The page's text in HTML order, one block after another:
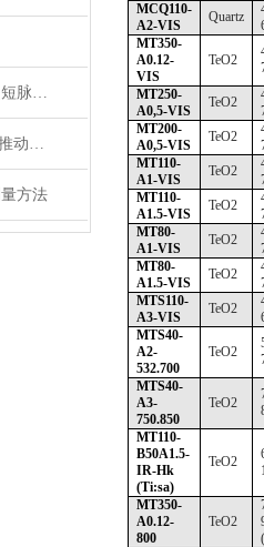
Femetochrome自相关仪超短脉冲测量的“时间显微镜”
exfo电信测试精准高效，推动通信网络质量新标准
方法
MCQ110-
A2-VIS
Quartz
MT350-
A0.12-
VIS
TeO2
MT250-
A0,5-VIS
TeO2
MT200-
A0,5-VIS
TeO2
MT110-
A1-VIS
TeO2
MT110-
A1.5-VIS
TeO2
MT80-
A1-VIS
TeO2
MT80-
A1.5-VIS
TeO2
MTS110-
A3-VIS
TeO2
MTS40-
A2-
532.700
TeO2
MTS40-
A3-
750.850
TeO2
MT110-
B50A1.5-
IR-Hk
(Ti:sa)
TeO2
MT350-
A0.12-
800
TeO2